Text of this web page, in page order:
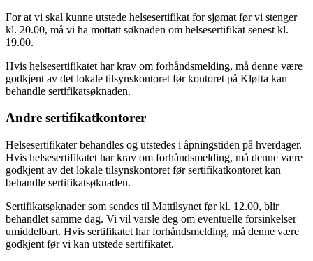
For at vi skal kunne utstede helsesertifikat for sjømat før vi stenger
kl. 20.00, må vi ha mottatt søknaden om helsesertifikat senest kl.
19.00.
Hvis helsesertifikatet har krav om forhåndsmelding, må denne være
godkjent av det lokale tilsynskontoret før kontoret på Kløfta kan
behandle sertifikatsøknaden.
Andre sertifikatkontorer
Helsesertifikater behandles og utstedes i åpningstiden på hverdager.
Hvis helsesertifikatet har krav om forhåndsmelding, må denne være
godkjent av det lokale tilsynskontoret før sertifikatkontoret kan
behandle sertifikatsøknaden.
Sertifikatsøknader som sendes til Mattilsynet før kl. 12.00, blir
behandlet samme dag. Vi vil varsle deg om eventuelle forsinkelser
umiddelbart. Hvis sertifikatet har forhåndsmelding, må denne være
godkjent før vi kan utstede sertifikatet.